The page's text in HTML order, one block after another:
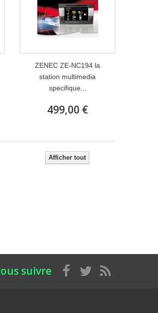
ZENEC ZE-NC194 la
station multimedia
specifique...
499,00 €
Afficher tout
suivre